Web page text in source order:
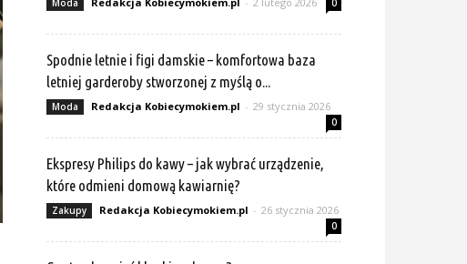
Moda 0
Spodnie letnie i figi damskie – komfortowa baza
letniej garderoby stworzonej z myślą o...
Moda Redakcja Kobiecymokiem.pl - 29 stycznia 2026
0
Ekspresy Philips do kawy – jak wybrać urządzenie,
które odmieni domową kawiarnię?
Zakupy Redakcja Kobiecymokiem.pl - 26 stycznia 2026
0